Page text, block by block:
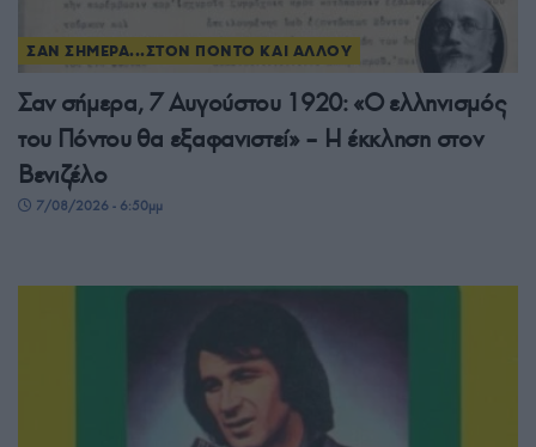
ΣΑΝ ΣΗΜΕΡΑ...ΣΤΟΝ ΠΟΝΤΟ ΚΑΙ ΑΛΛΟΥ
Σαν σήμερα, 7 Αυγούστου 1920: «Ο ελληνισμός
του Πόντου θα εξαφανιστεί» – Η έκκληση στον
Βενιζέλο
7/08/2026 - 6:50μμ